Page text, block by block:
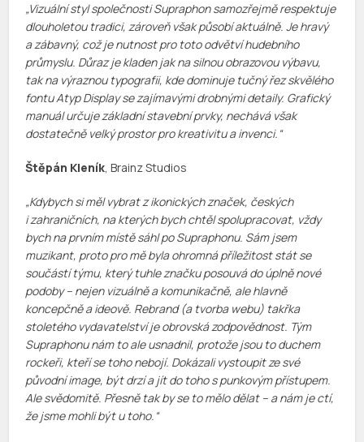
„Vizuální styl společnosti Supraphon samozřejmě respektuje
dlouholetou tradici, zároveň však působí aktuálně. Je hravý
a zábavný, což je nutnost pro toto odvětví hudebního
průmyslu. Důraz je kladen jak na silnou obrazovou výbavu,
tak na výraznou typografii, kde dominuje tučný řez skvělého
fontu Atyp Display se zajímavými drobnými detaily. Grafický
manuál určuje základní stavební prvky, nechává však
dostatečně velký prostor pro kreativitu a invenci. “
Štěpán Kleník, Brainz Studios
„Kdybych si měl vybrat z ikonických značek, českých
i zahraničních, na kterých bych chtěl spolupracovat, vždy
bych na prvním místě sáhl po Supraphonu. Sám jsem
muzikant, proto pro mě byla ohromná příležitost stát se
součástí týmu, který tuhle značku posouvá do úplně nové
podoby – nejen vizuálně a komunikačně, ale hlavně
koncepčně a ideově. Rebrand (a tvorba webu) takřka
stoletého vydavatelství je obrovská zodpovědnost. Tým
Supraphonu nám to ale usnadnil, protože jsou to duchem
rockeři, kteří se toho nebojí. Dokázali vystoupit ze své
původní image, být drzí a jít do toho s punkovým přístupem.
Ale svědomitě. Přesně tak by se to mělo dělat – a nám je ctí,
že jsme mohli být u toho.“